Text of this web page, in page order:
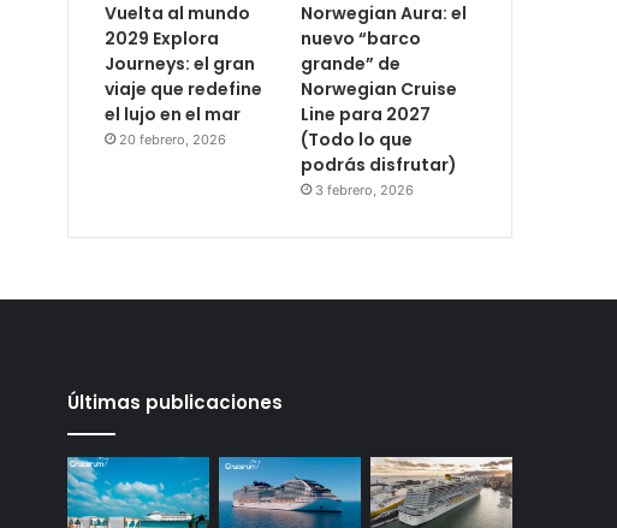
Vuelta al mundo
2029 Explora
Journeys: el gran
viaje que redefine
el lujo en el mar
20 febrero, 2026
Norwegian Aura: el
nuevo “barco
grande” de
Norwegian Cruise
Line para 2027
(Todo lo que
podrás disfrutar)
3 febrero, 2026
Últimas publicaciones